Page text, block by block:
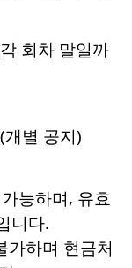
회차 말일까
별 공지)
능하며, 유효
니다.
가하며 현금처